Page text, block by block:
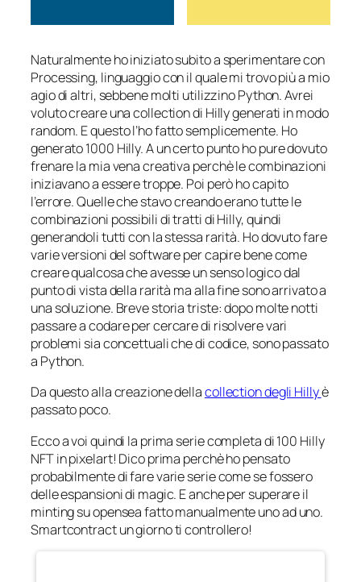
Naturalmente ho iniziato subito a sperimentare con
Processing, linguaggio con il quale mi trovo più a mio
agio di altri, sebbene molti utilizzino Python. Avrei
voluto creare una collection di Hilly generati in modo
random. E questo l’ho fatto semplicemente. Ho
generato 1000 Hilly. A un certo punto ho pure dovuto
frenare la mia vena creativa perchè le combinazioni
iniziavano a essere troppe. Poi però ho capito
l’errore. Quelle che stavo creando erano tutte le
combinazioni possibili di tratti di Hilly, quindi
generandoli tutti con la stessa rarità. Ho dovuto fare
varie versioni del software per capire bene come
creare qualcosa che avesse un senso logico dal
punto di vista della rarità ma alla fine sono arrivato a
una soluzione. Breve storia triste: dopo molte notti
passare a codare per cercare di risolvere vari
problemi sia concettuali che di codice, sono passato
a Python.
Da questo alla creazione dellacollection degli Hillyè
passato poco.
Ecco a voi quindi la prima serie completa di 100 Hilly
NFT in pixelart! Dico prima perchè ho pensato
probabilmente di fare varie serie come se fossero
delle espansioni di magic. E anche per superare il
minting su opensea fatto manualmente uno ad uno.
Smartcontract un giorno ti controllero!